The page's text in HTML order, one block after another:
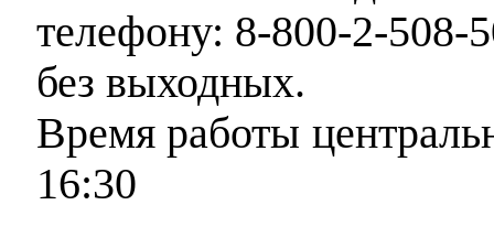
телефону: 8-800-2-508-
без выходных.
Время работы
16:30